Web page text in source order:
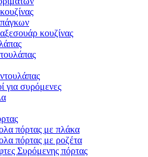
κουζίνας
για συρόμενες
πόρτας με πλάκα
πόρτας με ροζέτα
Συρόμενης πόρτας